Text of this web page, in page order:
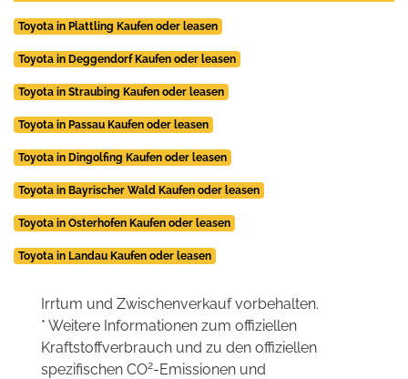
Toyota in Plattling Kaufen oder leasen
Toyota in Deggendorf Kaufen oder leasen
Toyota in Straubing Kaufen oder leasen
Toyota in Passau Kaufen oder leasen
Toyota in Dingolfing Kaufen oder leasen
Toyota in Bayrischer Wald Kaufen oder leasen
Toyota in Osterhofen Kaufen oder leasen
Toyota in Landau Kaufen oder leasen
Irrtum und Zwischenverkauf vorbehalten.
* Weitere Informationen zum offiziellen
Kraftstoffverbrauch und zu den offiziellen
spezifischen CO2-Emissionen und